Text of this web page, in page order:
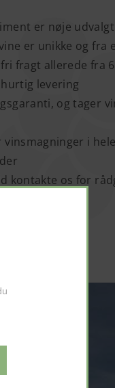
er nøje
er unikke og fra
fragt allerede fra
levering
og tager
vinsmagninger i
kontakte os for